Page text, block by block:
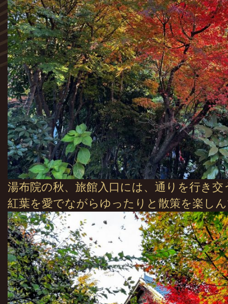
湯布院の秋、旅館入口には、通りを行き
紅葉を愛でながらゆったりと散策を楽し